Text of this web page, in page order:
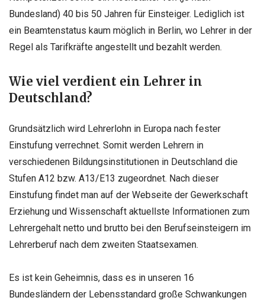
Bundesland) 40 bis 50 Jahren für Einsteiger. Lediglich ist
ein Beamtenstatus kaum möglich in Berlin, wo Lehrer in der
Regel als Tarifkräfte angestellt und bezahlt werden.
Wie viel verdient ein Lehrer in
Deutschland?
Grundsätzlich wird Lehrerlohn in Europa nach fester
Einstufung verrechnet. Somit werden Lehrern in
verschiedenen Bildungsinstitutionen in Deutschland die
Stufen A12 bzw. A13/E13 zugeordnet. Nach dieser
Einstufung findet man auf der Webseite der Gewerkschaft
Erziehung und Wissenschaft aktuellste Informationen zum
Lehrergehalt netto und brutto bei den Berufseinsteigern im
Lehrerberuf nach dem zweiten Staatsexamen.
Es ist kein Geheimnis, dass es in unseren 16
Bundesländern der Lebensstandard große Schwankungen